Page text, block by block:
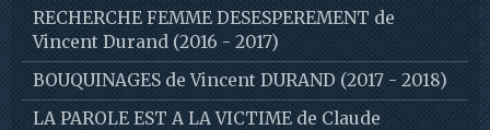
RECHERCHE FEMME DESESPEREMENT de
Vincent Durand (2016 - 2017)
BOUQUINAGES de Vincent DURAND (2017 - 2018)
LA PAROLE EST A LA VICTIME de Claude